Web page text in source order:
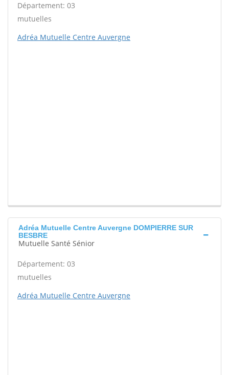
Département: 03
mutuelles
Adréa Mutuelle Centre Auvergne
Adréa Mutuelle Centre Auvergne DOMPIERRE SUR
BESBRE
Mutuelle Santé Sénior
Département: 03
mutuelles
Adréa Mutuelle Centre Auvergne